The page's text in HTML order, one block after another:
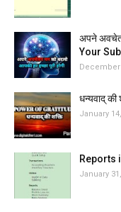
अपने
Your
December
धन्यवाद्
January
Reports
January